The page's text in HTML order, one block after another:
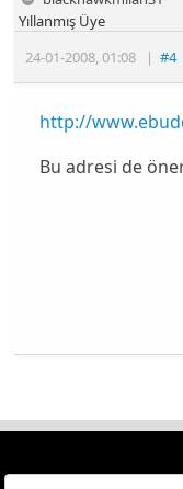
24-01-2008,01:08 |#4
Yıllanmış Üye
http://
Bu adresi de